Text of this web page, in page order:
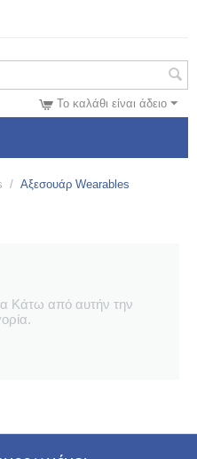
Το καλάθι είναι άδειο
/ Αξεσουάρ Wearables
Κάτω από αυτήν την